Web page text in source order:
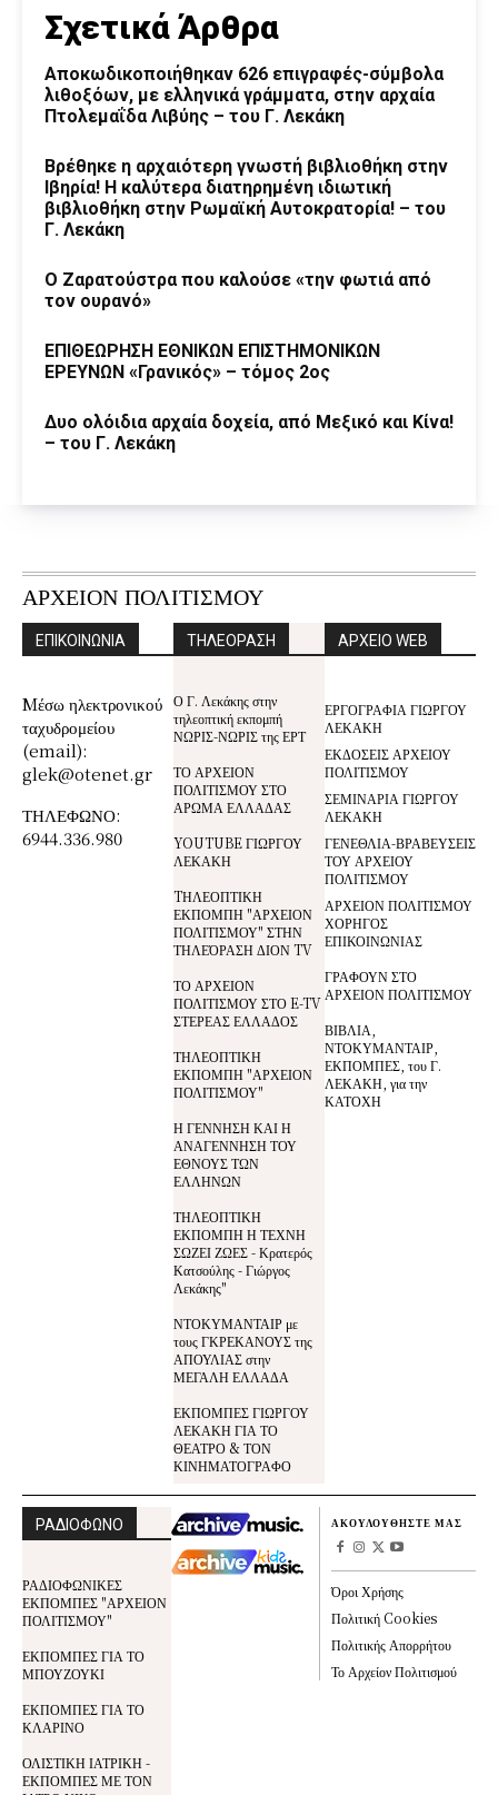
Σχετικά Άρθρα
Αποκωδικοποιήθηκαν 626 επιγραφές-σύμβολα
λιθοξόων, με ελληνικά γράμματα, στην αρχαία
Πτολεμαΐδα Λιβύης – του Γ. Λεκάκη
Βρέθηκε η αρχαιότερη γνωστή βιβλιοθήκη στην
Ιβηρία! Η καλύτερα διατηρημένη ιδιωτική
βιβλιοθήκη στην Ρωμαϊκή Αυτοκρατορία! – του
Γ. Λεκάκη
Ο Ζαρατούστρα που καλούσε «την φωτιά από
τον ουρανό»
ΕΠΙΘΕΩΡΗΣΗ ΕΘΝΙΚΩΝ ΕΠΙΣΤΗΜΟΝΙΚΩΝ
ΕΡΕΥΝΩΝ «Γρανικός» – τόμος 2ος
Δυο ολόιδια αρχαία δοχεία, από Μεξικό και Κίνα!
– του Γ. Λεκάκη
ΑΡΧΕΙΟΝ ΠΟΛΙΤΙΣΜΟΥ
ΕΠΙΚΟΙΝΩΝΙΑ
Mέσω ηλεκτρονικού
ταχυδρομείου
(email):
glek@otenet.gr
ΤΗΛΕΦΩΝΟ:
6944.336.980
ΤΗΛΕΟΡΑΣΗ
Ο Γ. Λεκάκης στην
τηλεοπτική εκπομπή
ΝΩΡΙΣ-ΝΩΡΙΣ της ΕΡΤ
ΤΟ ΑΡΧΕΙΟΝ
ΠΟΛΙΤΙΣΜΟΥ ΣΤΟ
ΑΡΩΜΑ ΕΛΛΑΔΑΣ
YOUTUBE ΓΙΩΡΓΟΥ
ΛΕΚΑΚΗ
TΗΛΕΟΠΤΙΚΗ
ΕΚΠΟΜΠΗ "ΑΡΧΕΙΟΝ
ΠΟΛΙΤΙΣΜΟΥ" ΣΤΗΝ
ΤΗΛΕΌΡΑΣΗ ΔΙΟΝ TV
ΤΟ ΑΡΧΕΙΟΝ
ΠΟΛΙΤΙΣΜΟΥ ΣΤΟ E-TV
ΣΤΕΡΕΑΣ ΕΛΛΑΔΟΣ
ΤΗΛΕΟΠΤΙΚΗ
ΕΚΠΟΜΠΗ "ΑΡΧΕΙΟΝ
ΠΟΛΙΤΙΣΜΟΥ"
Η ΓΕΝΝΗΣΗ ΚΑΙ Η
ΑΝΑΓΕΝΝΗΣΗ ΤΟΥ
ΕΘΝΟΥΣ ΤΩΝ
ΕΛΛΗΝΩΝ
ΤΗΛΕΟΠΤΙΚΗ
ΕΚΠΟΜΠΗ Η ΤΕΧΝΗ
ΣΩΖΕΙ ΖΩΕΣ - Κρατερός
Κατσούλης - Γιώργος
Λεκάκης"
ΝΤΟΚΥΜΑΝΤΑΙΡ με
τους ΓΚΡΕΚΑΝΟΥΣ της
ΑΠΟΥΛΙΑΣ στην
ΜΕΓΑΛΗ ΕΛΛΑΔΑ
ΕΚΠΟΜΠΕΣ ΓΙΩΡΓΟΥ
ΛΕΚΑΚΗ ΓΙΑ ΤΟ
ΘΕΑΤΡΟ & ΤΟΝ
ΚΙΝΗΜΑΤΟΓΡΑΦΟ
ΑΡΧΕΙΟ WEB
ΕΡΓΟΓΡΑΦΙΑ ΓΙΩΡΓΟΥ
ΛΕΚΑΚΗ
ΕΚΔΟΣΕΙΣ ΑΡΧΕΙΟΥ
ΠΟΛΙΤΙΣΜΟΥ
ΣΕΜΙΝΑΡΙΑ ΓΙΩΡΓΟΥ
ΛΕΚΑΚΗ
ΓΕΝΕΘΛΙΑ-ΒΡΑΒΕΥΣΕΙΣ
ΤΟΥ ΑΡΧΕΙΟΥ
ΠΟΛΙΤΙΣΜΟΥ
ΑΡΧΕΙΟΝ ΠΟΛΙΤΙΣΜΟΥ
ΧΟΡΗΓΟΣ
ΕΠΙΚΟΙΝΩΝΙΑΣ
ΓΡΑΦΟΥΝ ΣΤΟ
ΑΡΧΕΙΟΝ ΠΟΛΙΤΙΣΜΟΥ
ΒΙΒΛΙΑ,
ΝΤΟΚΥΜΑΝΤΑΙΡ,
ΕΚΠΟΜΠΕΣ, του Γ.
ΛΕΚΑΚΗ, για την
ΚΑΤΟΧΗ
ΡΑΔΙΟΦΩΝΟ
ΡΑΔΙΟΦΩΝΙΚΕΣ
ΕΚΠΟΜΠΕΣ "ΑΡΧΕΙΟΝ
ΠΟΛΙΤΙΣΜΟΥ"
ΕΚΠΟΜΠΕΣ ΓΙΑ ΤΟ
ΜΠΟΥΖΟΥΚΙ
ΕΚΠΟΜΠΕΣ ΓΙΑ ΤΟ
ΚΛΑΡΙΝΟ
ΟΛΙΣΤΙΚΗ ΙΑΤΡΙΚΗ -
ΕΚΠΟΜΠΕΣ ΜΕ ΤΟΝ
ΑΚΟΥΛΟΥΘΗΣΤΕ ΜΑΣ
Όροι Χρήσης
Πολιτική Cookies
Πολιτικής Απορρήτου
Το Αρχείον Πολιτισμού